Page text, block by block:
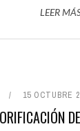
LEER
15 OCTUBRE